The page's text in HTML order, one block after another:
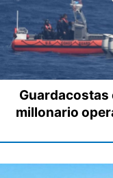
Guardacostas
millonario